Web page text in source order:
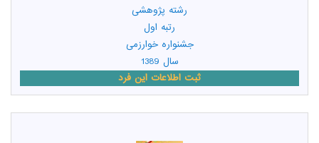
رشته پژوهشی
رتبه اول
جشنواره خوارزمی
سال 1389
ثبت اطلاعات این فرد